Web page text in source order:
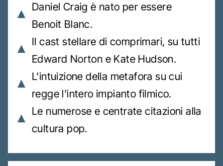
Daniel Craig è nato per essere
Benoit Blanc.
Il cast stellare di comprimari, su tutti
Edward Norton e Kate Hudson.
L'intuizione della metafora su cui
regge l'intero impianto filmico.
Le numerose e centrate citazioni alla
cultura pop.